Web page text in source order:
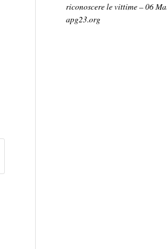
riconoscere le vittime – 06
apg23.org